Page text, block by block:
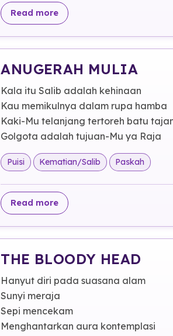
Read moreabout DI ATAS KAYU
ANUGERAH MULIA
Kala itu Salib adalah kehinaan
Kau memikulnya dalam rupa hamba
Kaki-Mu telanjang tertoreh batu
Golgota adalah tujuan-Mu ya Raja
Puisi Kematian/Salib Paskah
Read moreabout ANUGERAH MULIA
THE BLOODY HEAD
Hanyut diri pada suasana alam
Sunyi meraja
Sepi mencekam
Menghantarkan aura kontemplasi